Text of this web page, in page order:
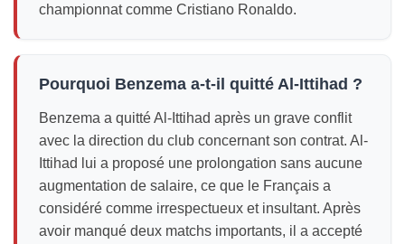
championnat comme Cristiano Ronaldo.
Pourquoi Benzema a-t-il quitté Al-Ittihad ?
Benzema a quitté Al-Ittihad après un grave conflit
avec la direction du club concernant son contrat. Al-
Ittihad lui a proposé une prolongation sans aucune
augmentation de salaire, ce que le Français a
considéré comme irrespectueux et insultant. Après
avoir manqué deux matchs importants, il a accepté